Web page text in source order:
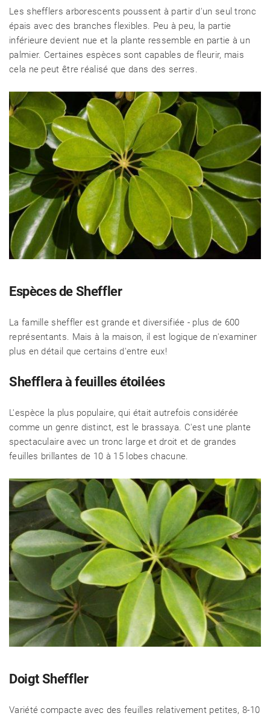
Les shefflers arborescents poussent à partir d'un seul tronc
épais avec des branches flexibles. Peu à peu, la partie
inférieure devient nue et la plante ressemble en partie à un
palmier. Certaines espèces sont capables de fleurir, mais
cela ne peut être réalisé que dans des serres.
Espèces de Sheffler
La famille sheffler est grande et diversifiée - plus de 600
représentants. Mais à la maison, il est logique de n'examiner
plus en détail que certains d'entre eux!
Shefflera à feuilles étoilées
L'espèce la plus populaire, qui était autrefois considérée
comme un genre distinct, est le brassaya. C'est une plante
spectaculaire avec un tronc large et droit et de grandes
feuilles brillantes de 10 à 15 lobes chacune.
Doigt Sheffler
Variété compacte avec des feuilles relativement petites, 8-10